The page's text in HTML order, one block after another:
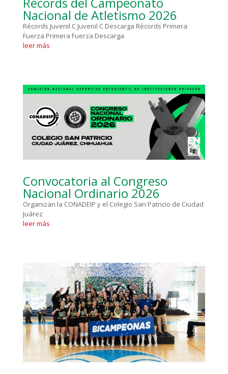
Nacional de Atletismo 2026
Récords Juvenil C Juvenil C Descarga Récords Primera
Fuerza Primera Fuerza Descarga
leer más
Convocatoria al Congreso
Nacional Ordinario 2026
Organizan la CONADEIP y el Colegio San Patricio de Ciudad
Juárez
leer más